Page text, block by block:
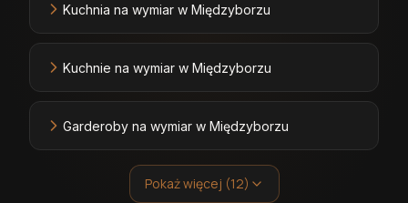
Kuchnia na wymiar w Międzyborzu
Kuchnie na wymiar w Międzyborzu
Garderoby na wymiar w Międzyborzu
Pokaż więcej (12)